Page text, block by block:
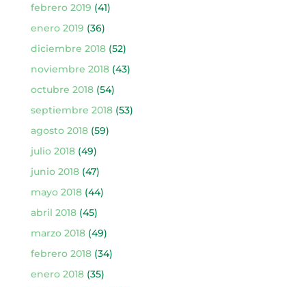
febrero 2019 (41)
enero 2019 (36)
diciembre 2018(52)
noviembre 2018(43)
octubre 2018(54)
septiembre 2018(53)
agosto 2018(59)
julio 2018(49)
junio 2018(47)
mayo 2018(44)
abril 2018(45)
marzo 2018(49)
febrero 2018(34)
enero 2018(35)